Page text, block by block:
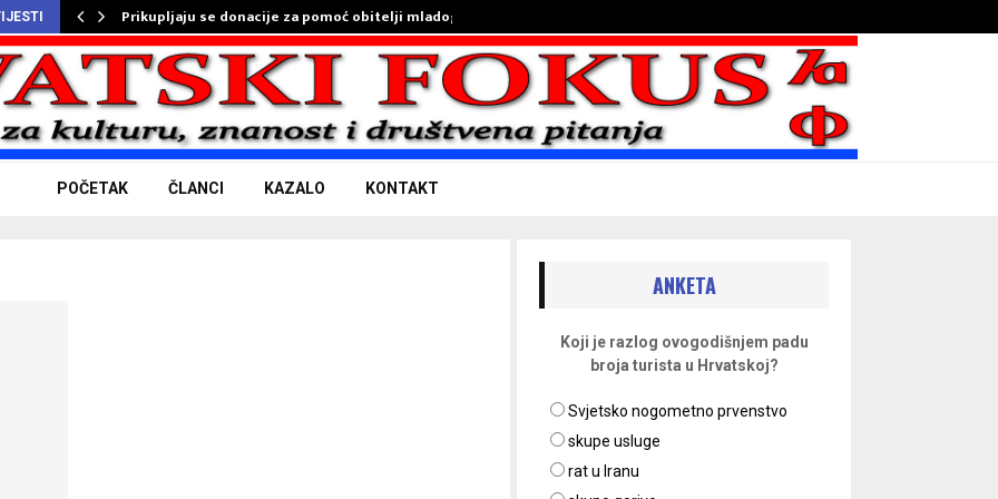
Prikupljaju se donacije za pomoć obitelji mladog…
POČETAK ČLANCI KAZALO KONTAKT
ANKETA
Koji je razlog ovogodišnjem padu
broja turista u Hrvatskoj?
Svjetsko nogometno prvenstvo
skupe usluge
rat u Iranu